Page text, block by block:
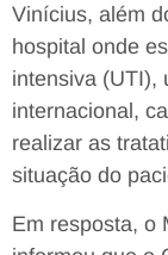
Vinícius, além
hospital onde
intensiva (UTI),
internacional,
realizar as
situação do
Em resposta, o